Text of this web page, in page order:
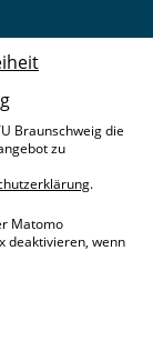
Braunschweig die
zu
.
Matomo
deaktivieren, wenn